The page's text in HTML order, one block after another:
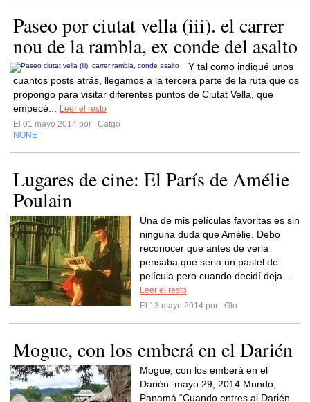
Paseo por ciutat vella (iii). el carrer
nou de la rambla, ex conde del asalto
Y tal como indiqué unos
cuantos posts atrás, llegamos a la tercera parte de la ruta que os
propongo para visitar diferentes puntos de Ciutat Vella, que
empecé...
Leer el resto
El 01 mayo 2014 por
Catgo
NONE
Lugares de cine: El París de Amélie
Poulain
Una de mis películas favoritas es sin
ninguna duda que Amélie. Debo
reconocer que antes de verla
pensaba que seria un pastel de
película pero cuando decidí deja...
Leer el resto
El 13 mayo 2014 por
Glo
Mogue, con los emberá en el Darién
Mogue, con los emberá en el
Darién. mayo 29, 2014 Mundo,
Panamá “Cuando entres al Darién